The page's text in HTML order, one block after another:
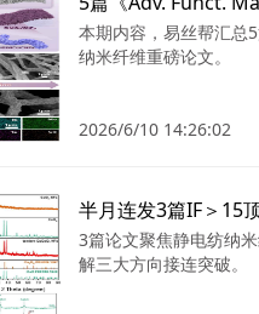
本期内容，易丝帮汇
纳米纤维重磅论文。
2026/6/10 14:26:02
3篇论文聚焦静电纺纳
解三大方向接连突破。